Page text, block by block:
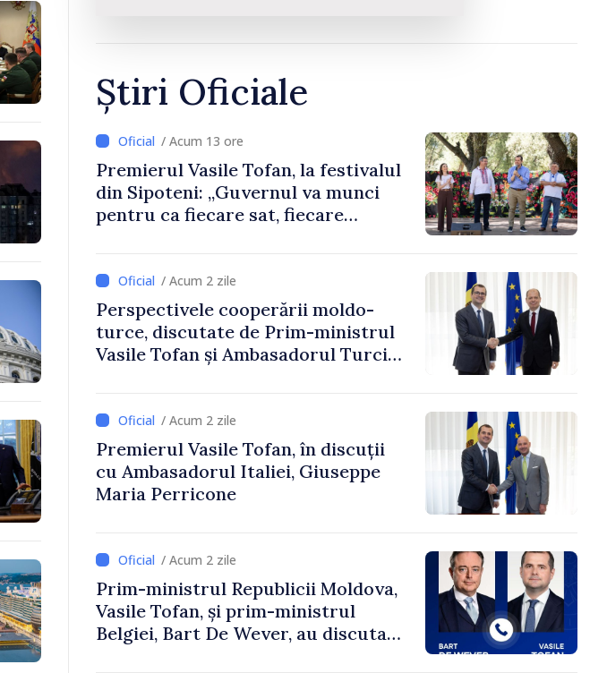
Știri Oficiale
/ Acum 13 ore
Premierul Vasile Tofan, la festivalul
din Sipoteni: „Guvernul va munci
pentru ca fiecare sat, fiecare
/ Acum 2 zile
Perspectivele cooperării moldo-
turce, discutate de Prim-ministrul
Vasile Tofan și Ambasadorul Turciei,
/ Acum 2 zile
Premierul Vasile Tofan, în discuții
cu Ambasadorul Italiei, Giuseppe
Maria Perricone
/ Acum 2 zile
Prim-ministrul Republicii Moldova,
Vasile Tofan, și prim-ministrul
Belgiei, Bart De Wever, au discutat